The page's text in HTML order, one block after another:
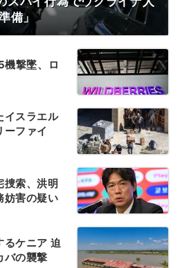
備」
撃墜、ロ
イスラエル
ーファイ
捜索、洪明
妨害の疑い
ケニア 迫
バの襲撃